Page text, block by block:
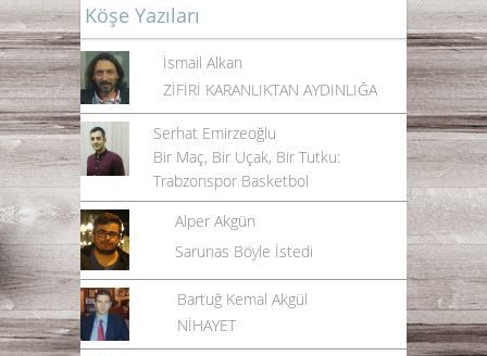
Köşe Yazıları
İsmail Alkan
ZİFİRİ KARANLIKTAN AYDINLIĞA
Serhat Emirzeoğlu
Bir Maç, Bir Uçak, Bir Tutku:
Trabzonspor Basketbol
Alper Akgün
Sarunas Böyle İstedi
Bartuğ Kemal Akgül
NİHAYET